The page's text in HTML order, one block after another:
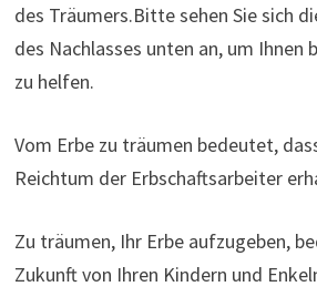
des Träumers.Bitte sehen Sie sich
des Nachlasses unten an, um Ihnen
zu helfen.
Vom Erbe zu träumen bedeutet,
Reichtum der Erbschaftsarbeiter
Zu träumen, Ihr Erbe aufzugeben,
Zukunft von Ihren Kindern und